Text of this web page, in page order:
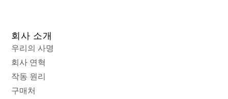
회사 소개
우리의 사명
회사 연혁
작동 원리
구매처